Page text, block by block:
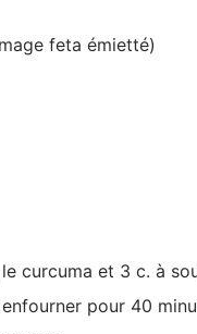
feta émietté)
curcuma et 3 c. à
pour 40